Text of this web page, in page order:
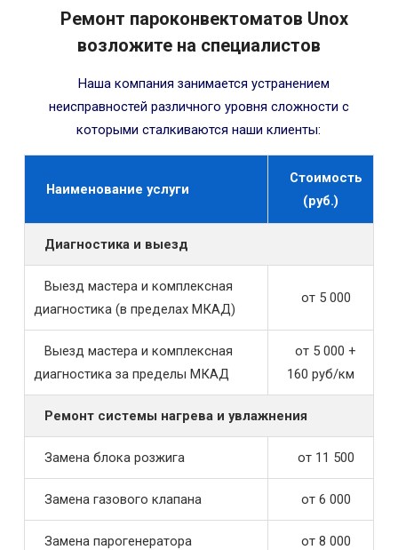
Ремонт пароконвектоматов Unox
возложите на специалистов
Наша компания занимается устранением
неисправностей различного уровня сложности с
которыми сталкиваются наши клиенты:
Наименование услуги
Стоимость
(руб.)
Диагностика и выезд
Выезд мастера и комплексная
диагностика (в пределах МКАД)
от 5 000
Выезд мастера и комплексная
диагностика за пределы МКАД
от 5 000 +
160 руб/км
Ремонт системы нагрева и увлажнения
Замена блока розжига от 11 500
Замена газового клапана от 6 000
Замена парогенератора от 8 000